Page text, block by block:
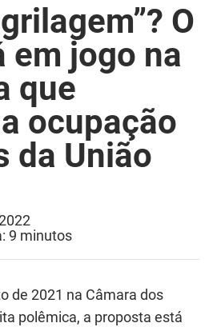
O
em jogo na
que
ocupação
da União
9 minutos
de 2021 na Câmara dos
polêmica, a proposta está